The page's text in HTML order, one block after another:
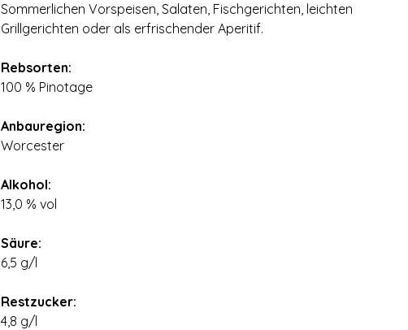
Sommerlichen Vorspeisen, Salaten, Fischgerichten, leichten
Grillgerichten oder als erfrischender Aperitif.
Rebsorten:
100 % Pinotage
Anbauregion:
Worcester
Alkohol:
13,0 % vol
Säure:
6,5 g/l
Restzucker:
4,8 g/l